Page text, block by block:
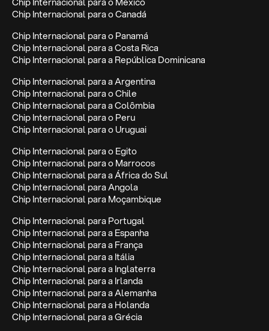
Chip Internacional para o Canadá
Chip Internacional para o Panamá
Chip Internacional para a Costa Rica
Chip Internacional para a República Dominicana
Chip Internacional para a Argentina
Chip Internacional para o Chile
Chip Internacional para a Colômbia
Chip Internacional para o Peru
Chip Internacional para o Uruguai
Chip Internacional para o Egito
Chip Internacional para o Marrocos
Chip Internacional para a África do Sul
Chip Internacional para Angola
Chip Internacional para Moçambique
Chip Internacional para Portugal
Chip Internacional para a Espanha
Chip Internacional para a França
Chip Internacional para a Itália
Chip Internacional para a Inglaterra
Chip Internacional para a Irlanda
Chip Internacional para a Alemanha
Chip Internacional para a Holanda
Chip Internacional para a Grécia